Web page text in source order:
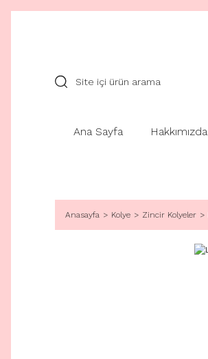
Ana Sayfa Hakkımızda
Anasayfa Kolye Zincir Kolyeler